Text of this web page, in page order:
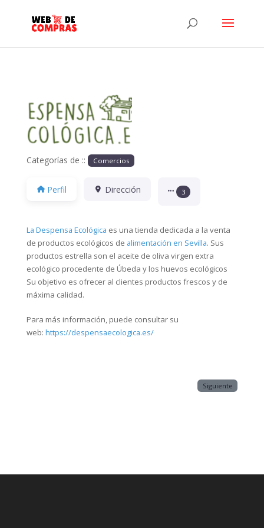
Anterior
Categorías de :: Comercios
Perfil Dirección 3
La Despensa Ecológica es una tienda dedicada a la venta
de productos ecológicos de alimentación en Sevilla. Sus
productos estrella son el aceite de oliva virgen extra
ecológico procedente de Úbeda y los huevos ecológicos
Su objetivo es ofrecer al clientes productos frescos y de
máxima calidad.
Para más información, puede consultar su
web: https://despensaecologica.es/
Siguiente